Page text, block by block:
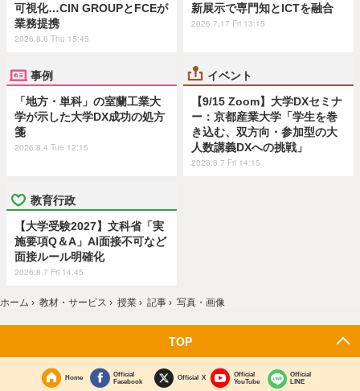
可視化…CIN GROUPとFCEが
業務提携
2026.8.6 Thu 15:45
新展示で専門知とICTを融合
2026.7.17 Fri 13:15
事例
「地方・単科」の室蘭工業大
学が示した大学DX成功の処方
箋
2026.8.4 Tue 12:15
イベント
【9/15 Zoom】大学DXセミナ
ー：京都産業大学「学生を巻
き込む、双方向・参加型の大
人数講義DXへの挑戦」
2026.8.7 Fri 14:15
教育行政
【大学受験2027】文科省「実
施要項Q＆A」AI面接不可など
面接ルール明確化
2026.8.7 Fri 14:45
ホーム › 教材・サービス › 授業 › 記事 › 写真・画像
TOP
Home
Official
Facebook
Official X
Official
YouTube
Official
LINE